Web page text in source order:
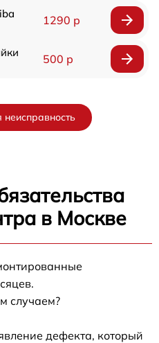
1290 р
500 р
в Москве
случаем?
дефекта, который